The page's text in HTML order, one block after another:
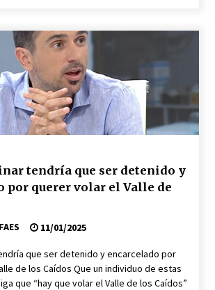
Pedro Sánchez apoya a Zapatero como líder de
la supuesta trama corrupta
28/05/2026
socios de Gobierno contra la Ley de
vivienda de Pedro Sánchez
12/01/2026
en el punto de mira de la Audiencia
por sus vínculos con Nicolás Maduro
apoyar a Pedro Sánchez
28/04/2024
tendría que ser detenido y
por querer volar el Valle de
11/01/2025
que ser detenido y encarcelado por
de los Caídos Que un individuo de estas
que “hay que volar el Valle de los Caídos”